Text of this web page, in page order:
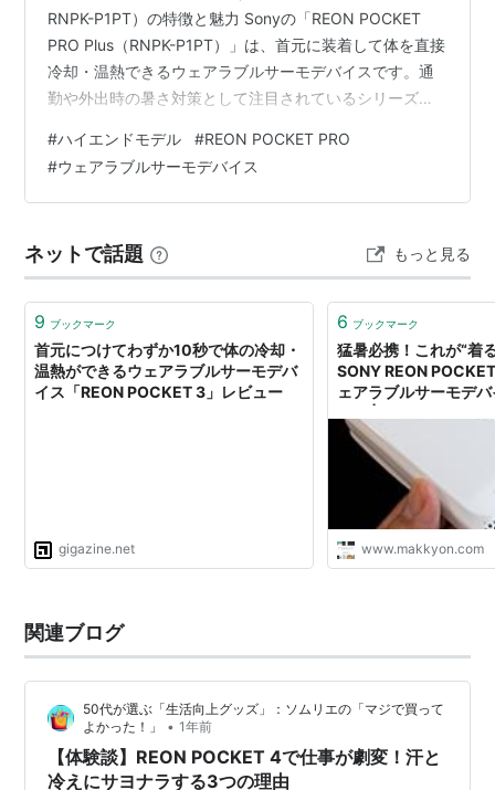
RNPK-P1PT）の特徴と魅力 Sonyの「REON POCKET
PRO Plus（RNPK-P1PT）」は、首元に装着して体を直接
冷却・温熱できるウェアラブルサーモデバイスです。通
勤や外出時の暑さ対策として注目されているシリーズの
るウェアラブル設計 本製品は専用ネックバンドで首元に
装着し、本体を肌に接触させて温度調整を行います。冷
却（COOL）と温熱（WARM）の両方に対応しており、
感温度を調整できる点が大きな特徴…
#ハイエンドモデル #REON POCKET PRO
#ウェアラブルサーモデバイス
ネットで話題 もっと見る
9 ブックマーク
首元につけてわずか10秒で体の冷却・
温熱ができるウェアラブルサーモデバ
イス「REON POCKET 3」レビュー
gigazine.net
6 ブックマーク
猛暑必携！これが“着
SONY REON
ェアラブルサーモデ
www.makkyon.com
関連ブログ
50代が選ぶ「生活向上グッズ」：ソムリエの「マジで買って
よかった！」
• 1年前
【体験談】REON POCKET 4で仕事が劇変！汗と
冷えにサヨナラする3つの理由